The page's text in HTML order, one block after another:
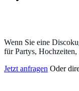
Wenn Sie eine
für Partys,
Jetzt anfragen Oder